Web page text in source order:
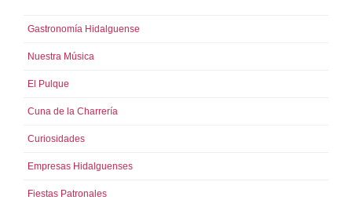
Gastronomía Hidalguense
Nuestra Música
El Pulque
Cuna de la Charrería
Curiosidades
Empresas Hidalguenses
Fiestas Patronales